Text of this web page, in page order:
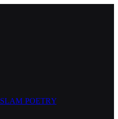
SLAM POETRY